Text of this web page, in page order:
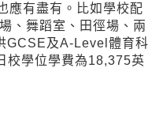
應有盡有。比如學校配
、舞蹈室、田徑場、兩
GCSE及A-Level體育科
校學位學費為18,375英